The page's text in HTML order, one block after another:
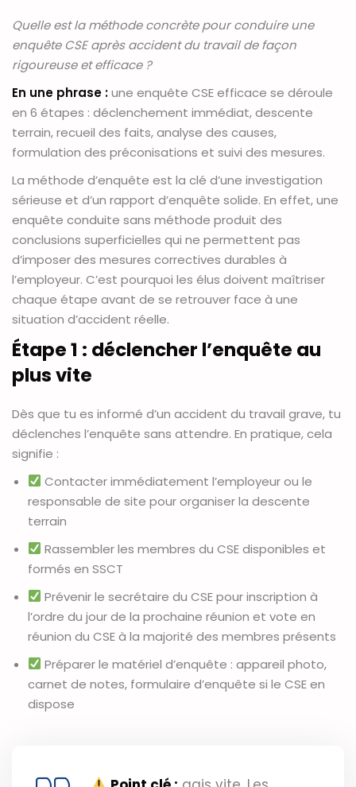
Quelle est la méthode concrète pour conduire une
enquête CSE après accident du travail de façon
rigoureuse et efficace ?
En une phrase :une enquête CSE efficace se déroule
en 6 étapes : déclenchement immédiat, descente
terrain, recueil des faits, analyse des causes,
formulation des préconisations et suivi des mesures.
La méthode d’enquête est la clé d’une investigation
sérieuse et d’un rapport d’enquête solide. En effet, une
enquête conduite sans méthode produit des
conclusions superficielles qui ne permettent pas
d’imposer des mesures correctives durables à
l’employeur. C’est pourquoi les élus doivent maîtriser
chaque étape avant de se retrouver face à une
situation d’accident réelle.
Étape 1 : déclencher l’enquête au
plus vite
Dès que tu es informé d’un accident du travail grave, tu
déclenches l’enquête sans attendre. En pratique, cela
signifie :
Contacter immédiatement l’employeur ou le
responsable de site pour organiser la descente
terrain
Rassembler les membres du CSE disponibles et
formés en SSCT
Prévenir le secrétaire du CSE pour inscription à
l’ordre du jour de la prochaine réunion et vote en
réunion du CSE à la majorité des membres présents
Préparer le matériel d’enquête : appareil photo,
carnet de notes, formulaire d’enquête si le CSE en
dispose